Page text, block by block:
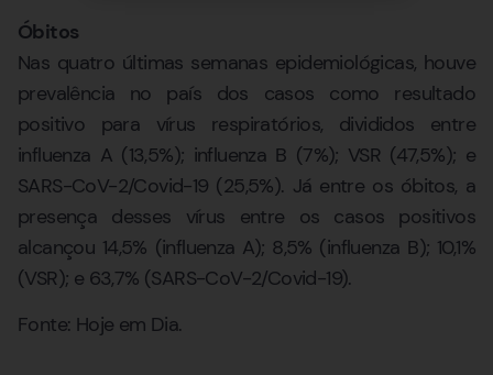
Óbitos
Nas quatro últimas semanas epidemiológicas, houve
prevalência no país dos casos como resultado
positivo para vírus respiratórios, divididos entre
influenza A (13,5%); influenza B (7%); VSR (47,5%); e
SARS-CoV-2/Covid-19 (25,5%). Já entre os óbitos, a
presença desses vírus entre os casos positivos
alcançou 14,5% (influenza A); 8,5% (influenza B); 10,1%
(VSR); e 63,7% (SARS-CoV-2/Covid-19).
Fonte: Hoje em Dia.